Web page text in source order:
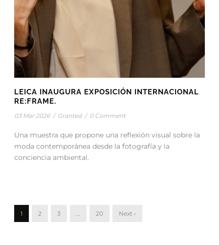
LEICA INAUGURA EXPOSICIÓN INTERNACIONAL
RE:FRAME.
03 Mar 2026 / Granted / 0 Comment
Una muestra que propone una reflexión visual sobre la
moda contemporánea desde la fotografía y la
conciencia ambiental.
1 2 3 20 Next ›